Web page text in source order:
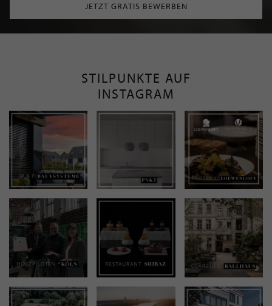
JETZT GRATIS BEWERBEN
STILPUNKTE AUF
INSTAGRAM